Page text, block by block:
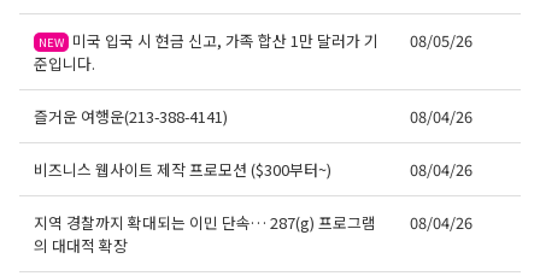
NEW 미국 입국 시 현금 신고, 가족 합산 1만 달러가 기
준입니다.
08/05/26
즐거운 여행운(213-388-4141) 08/04/26
비즈니스 웹사이트 제작 프로모션 ($300부터~) 08/04/26
지역 경찰까지 확대되는 이민 단속… 287(g) 프로그램
의 대대적 확장
08/04/26